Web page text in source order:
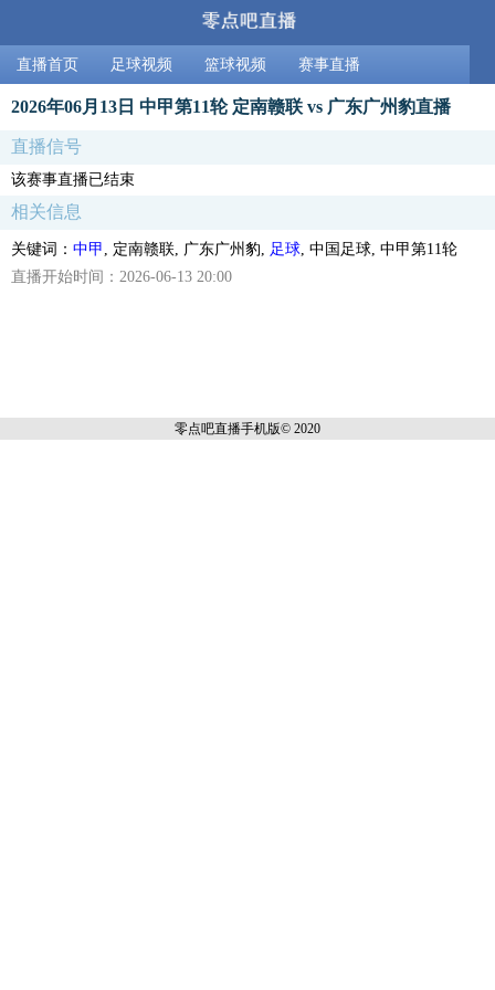
直播首页 足球视频 篮球视频 赛事直播
2026年06月13日 中甲第11轮 定南赣联 vs 广东广州豹直播
直播信号
该赛事直播已结束
相关信息
关键词： 中甲 , 定南赣联, 广东广州豹, 足球 , 中国足球, 中甲第11轮
直播开始时间：2026-06-13 20:00
零点吧直播手机版© 2020